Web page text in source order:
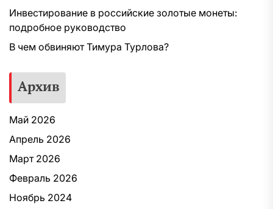
Инвестирование в российские золотые монеты:
подробное руководство
В чем обвиняют Тимура Турлова?
Архив
Май 2026
Апрель 2026
Март 2026
Февраль 2026
Ноябрь 2024